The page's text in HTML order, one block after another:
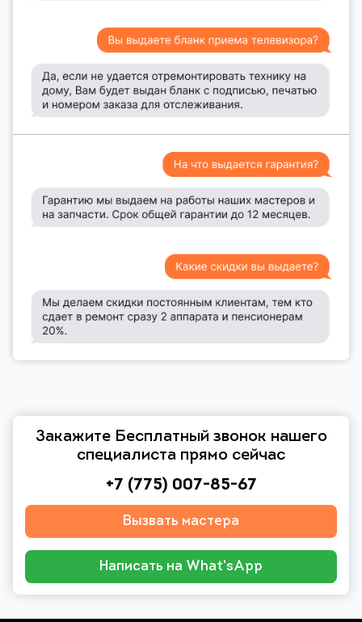
Закажите Бесплатный звонок нашего
специалиста прямо сейчас
+7 (775) 007-85-67
Вызвать мастера
Написать на What'sApp